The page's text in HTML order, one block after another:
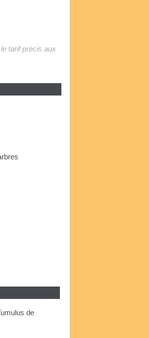
tarif précis aux
de